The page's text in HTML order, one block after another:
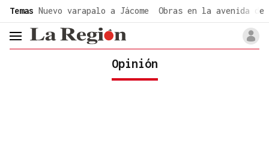
Temas Nuevo varapalo a Jácome Obras en la avenida de
header.menu.open
Opinión